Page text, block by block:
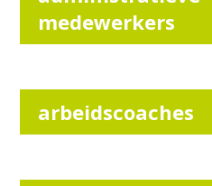
medewerkers
arbeidscoaches